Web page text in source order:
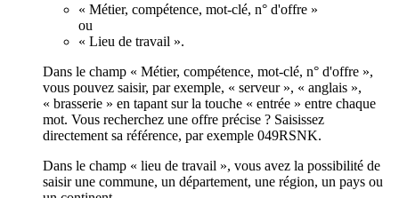
« Métier, compétence, mot-clé, n° d'offre »
ou
« Lieu de travail ».
Dans le champ « Métier, compétence, mot-clé, n° d'offre »,
vous pouvez saisir, par exemple, « serveur », « anglais »,
« brasserie » en tapant sur la touche « entrée » entre chaque
mot. Vous recherchez une offre précise ? Saisissez
directement sa référence, par exemple 049RSNK.
Dans le champ « lieu de travail », vous avez la possibilité de
saisir une commune, un département, une région, un pays ou